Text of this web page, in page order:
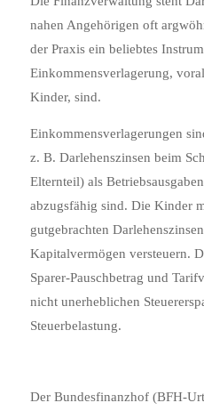
nahen Angehörigen oft
der Praxis ein beliebtes
Einkommensverlagerung,
Kinder, sind.
Einkommensverlagerungen
z. B. Darlehenszinsen beim
Elternteil) als
abzugsfähig sind. Die Kinder
gutgebrachten
Kapitalvermögen versteuern.
Sparer-Pauschbetrag und
nicht unerheblichen
Steuerbelastung.
Der Bundesfinanzhof (BFH-